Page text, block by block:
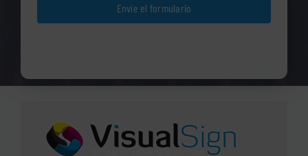
Envíe el formulario